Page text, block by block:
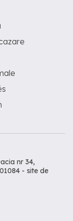
nr 34,
- site de